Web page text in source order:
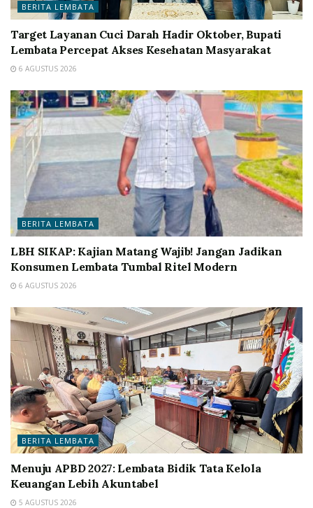
BERITA LEMBATA
Target Layanan Cuci Darah Hadir Oktober, Bupati
Lembata Percepat Akses Kesehatan Masyarakat
6 AGUSTUS 2026
BERITA LEMBATA
LBH SIKAP: Kajian Matang Wajib! Jangan Jadikan
Konsumen Lembata Tumbal Ritel Modern
6 AGUSTUS 2026
BERITA LEMBATA
Menuju APBD 2027: Lembata Bidik Tata Kelola
Keuangan Lebih Akuntabel
5 AGUSTUS 2026